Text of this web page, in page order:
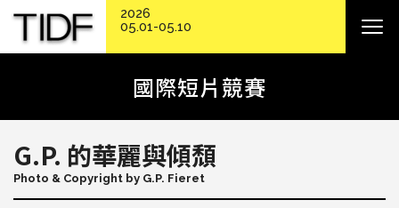
國際短片競賽
G.P. 的華麗與傾頹
Photo & Copyright by G.P. Fieret
2026
05.01-05.10